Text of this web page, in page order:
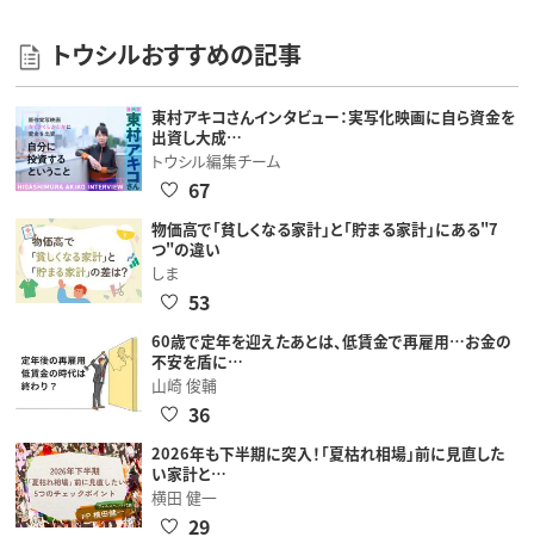
トウシルおすすめの記事
東村アキコさんインタビュー：実写化映画に自ら資金を
出資し大成…
トウシル編集チーム
67
物価高で「貧しくなる家計」と「貯まる家計」にある"7
つ"の違い
しま
53
60歳で定年を迎えたあとは、低賃金で再雇用…お金の
不安を盾に…
山崎 俊輔
36
2026年も下半期に突入！「夏枯れ相場」前に見直した
い家計と…
横田 健一
29